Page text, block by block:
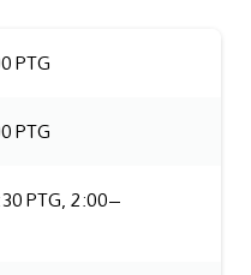
PTG
PTG
PTG, 2:00–